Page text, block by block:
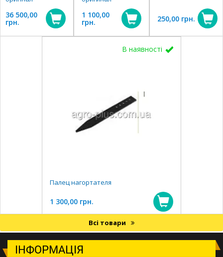
36 500,00
грн.
1 100,00
грн. 250,00 грн.
В наявності
Палец нагортателя
1 300,00 грн.
Всі товари
ІНФОРМАЦІЯ